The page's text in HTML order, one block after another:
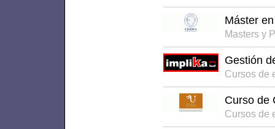
Máster
Masters y
Gestión
Cursos de
Curso de
Cursos de